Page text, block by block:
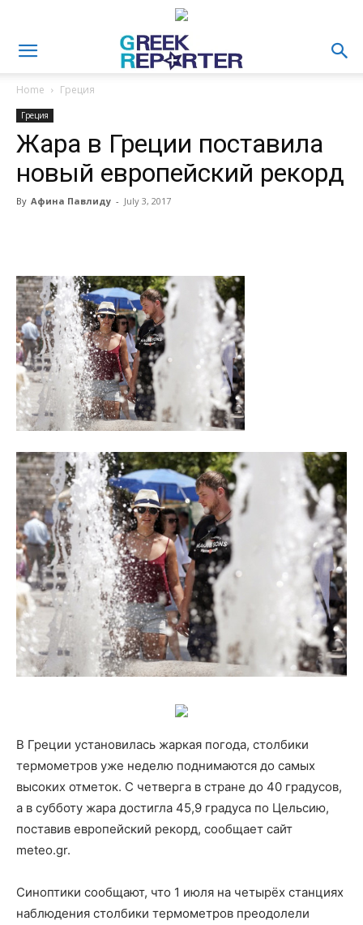
Home Греция
Греция
Жара в Греции поставила
новый европейский рекорд
By Афина Павлиду - July 3, 2017
В Греции установилась жаркая погода, столбики
термометров уже неделю поднимаются до самых
высоких отметок. С четверга в стране до 40 градусов,
а в субботу жара достигла 45,9 градуса по Цельсию,
поставив европейский рекорд, сообщает сайт
meteo.gr.
Синоптики сообщают, что 1 июля на четырёх станциях
наблюдения столбики термометров преодолели